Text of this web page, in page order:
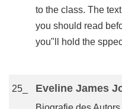
to the class. The
you should read
you"ll hold the
25_ Eveline James